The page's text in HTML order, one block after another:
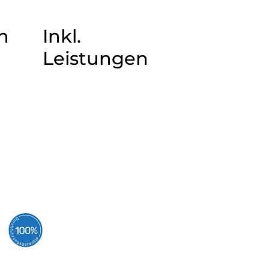
Inkl.
Leistungen